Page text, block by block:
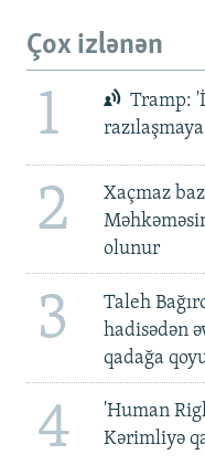
Çox izlənən
1
Tramp:
2
Xaçmaz
olunur
3
Taleh
hadisədən
qadağa
4
'Human
Kərimliyə